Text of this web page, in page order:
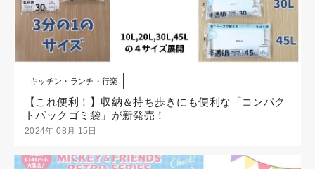
キッチン・ランチ・行楽
【これ便利！】収納＆持ち歩きにも便利な「コンパク
トパックゴミ袋」が新発売！
2024年 08月 15日